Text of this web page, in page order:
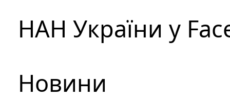
НАН України у
Новини